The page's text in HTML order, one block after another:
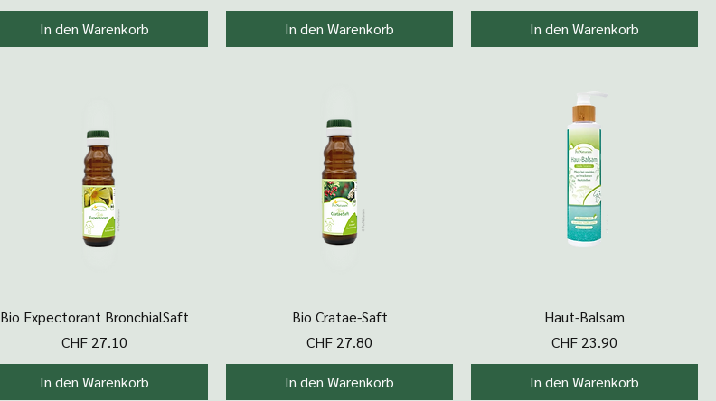
In den Warenkorb In den Warenkorb In den Warenkorb
Schnellansicht
Bio Expectorant BronchialSaft
Preis
CHF 27.10
In den Warenkorb
Schnellansicht
Bio Cratae-Saft
Preis
CHF 27.80
In den Warenkorb
Schnellansicht
Haut-Balsam
Preis
CHF 23.90
In den Warenkorb